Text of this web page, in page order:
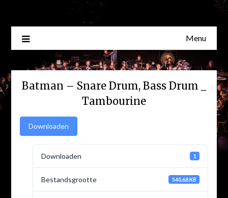
Menu
Batman – Snare Drum, Bass Drum _
Tambourine
Downloaden
Downloaden 1
Bestandsgrootte 540.68 KB